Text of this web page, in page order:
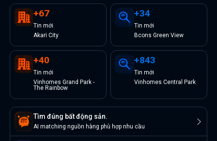
+67
Tin mới
Akari City
+34
Tin mới
Bcons Green View
+40
Tin mới
Vinhomes Grand Park -
The Rainbow
+843
Tin mới
Vinhomes Central Park
Tìm đúng bất động sản.
AI matching nguồn hàng phù hợp nhu cầu